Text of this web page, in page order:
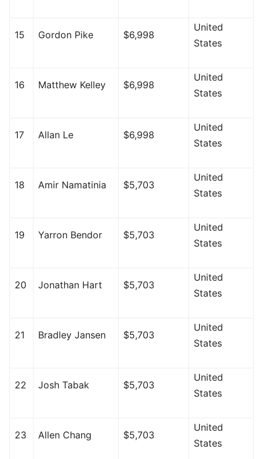
15 Gordon Pike $6,998
United
States
16 Matthew Kelley $6,998
United
States
17 Allan Le $6,998
United
States
18 Amir Namatinia $5,703
United
States
19 Yarron Bendor $5,703
United
States
20 Jonathan Hart $5,703
United
States
21 Bradley Jansen $5,703
United
States
22 Josh Tabak $5,703
United
States
23 Allen Chang $5,703
United
States